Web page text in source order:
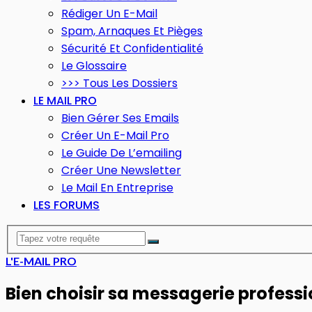
Rédiger Un E-Mail
Spam, Arnaques Et Pièges
Sécurité Et Confidentialité
Le Glossaire
>>> Tous Les Dossiers
LE MAIL PRO
Bien Gérer Ses Emails
Créer Un E-Mail Pro
Le Guide De L’emailing
Créer Une Newsletter
Le Mail En Entreprise
LES FORUMS
L'E-MAIL PRO
Bien choisir sa messagerie